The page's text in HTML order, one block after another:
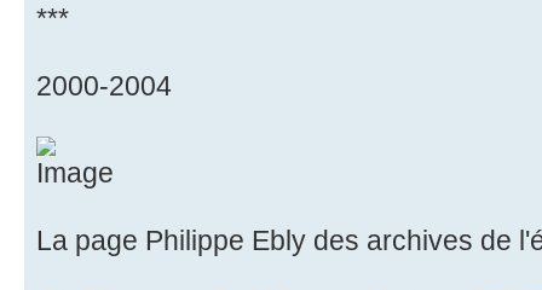
***
2000-2004
La page Philippe Ebly des archives de